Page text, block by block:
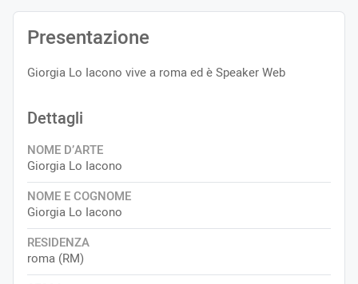
Presentazione
Giorgia Lo Iacono vive a roma ed è Speaker Web
Dettagli
NOME D’ARTE
Giorgia Lo Iacono
NOME E COGNOME
Giorgia Lo Iacono
RESIDENZA
roma (RM)